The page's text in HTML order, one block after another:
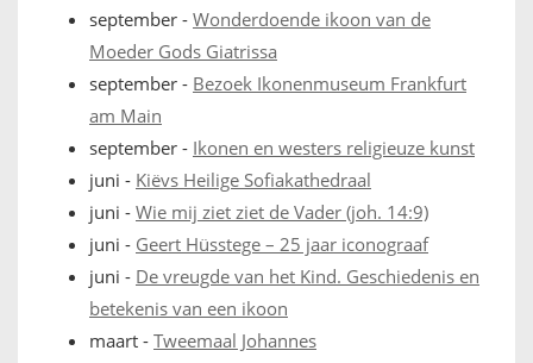
september - Wonderdoende ikoon van de
Moeder Gods Giatrissa
september - Bezoek Ikonenmuseum Frankfurt
am Main
september - Ikonen en westers religieuze kunst
juni - Kiëvs Heilige Sofiakathedraal
juni - Wie mij ziet ziet de Vader (joh. 14:9)
juni - Geert Hüsstege – 25 jaar iconograaf
juni - De vreugde van het Kind. Geschiedenis en
betekenis van een ikoon
maart - Tweemaal Johannes